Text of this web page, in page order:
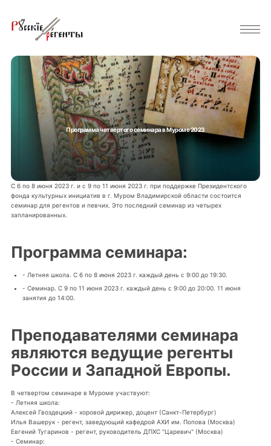
Программа четвертого семинара в Муроме 2023
C 6 по 8 июня 2023 г. и с 9 по 11 июня 2023 г. при поддержке Президентского
фонда культурных инициатив в г. Муром Владимирской области состоится
семинар для регентов и певчих. Это последний семинар из четырех
запланированных.
Программа семинара:
- Летняя школа. C 6 по 8 июня 2023 г. каждый день с 9:00 до 19:30.
- Семинар. C 9 по 11 июня 2023 г. каждый день с 9:00 до 20:00. 11 июня
занятия до 14:00.
Преподавателями семинара
являются ведущие регенты
России и Западной Европы.
В четвертом семинаре в Муроме участвуют:
- Летняя школа:
Алексей Гвоздецкий - хоровой дирижер, доцент (Санкт-Петербург)
Илья Вашерук - регент, заведующий кафедрой АХИ им. Попова (Москва)
Евгений Тугаринов - регент, руководитель ДПХС "Царевич" (Москва)
- Семинар: